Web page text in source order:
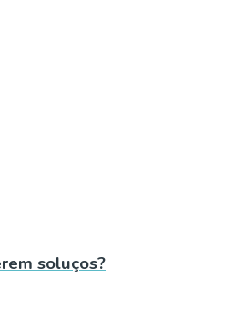
soluços?